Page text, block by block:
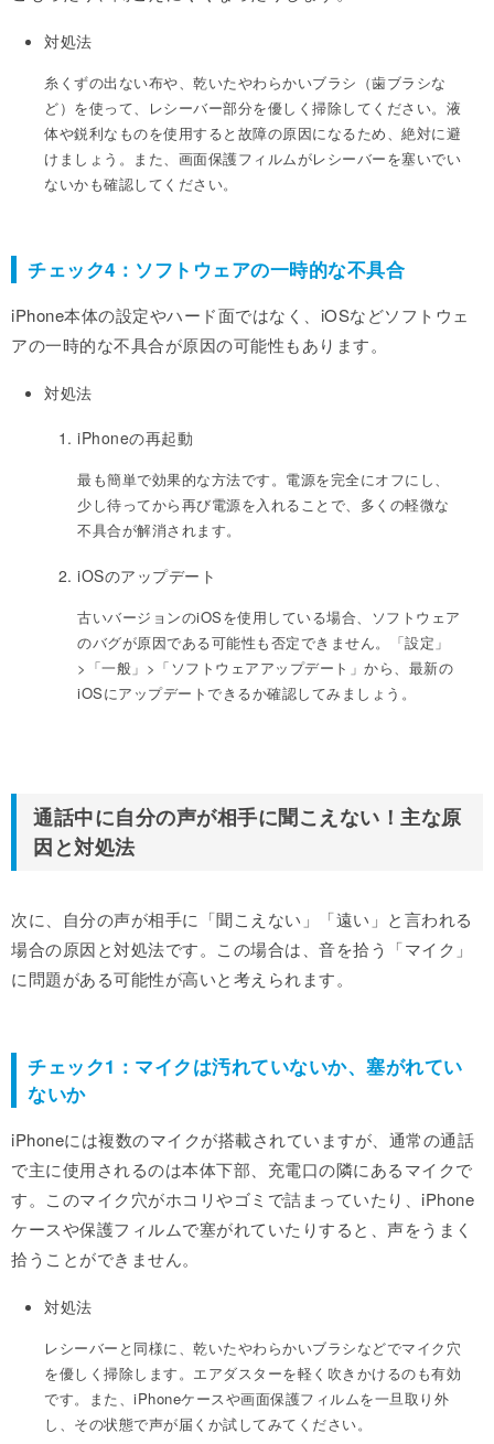
対処法
糸くずの出ない布や、乾いたやわらかいブラシ（歯ブラシな
ど）を使って、レシーバー部分を優しく掃除してください。液
体や鋭利なものを使用すると故障の原因になるため、絶対に避
けましょう。また、画面保護フィルムがレシーバーを塞いでい
ないかも確認してください。
チェック4：ソフトウェアの一時的な不具合
iPhone本体の設定やハード面ではなく、iOSなどソフトウェ
アの一時的な不具合が原因の可能性もあります。
対処法
iPhoneの再起動
最も簡単で効果的な方法です。電源を完全にオフにし、
少し待ってから再び電源を入れることで、多くの軽微な
不具合が解消されます。
iOSのアップデート
古いバージョンのiOSを使用している場合、ソフトウェア
のバグが原因である可能性も否定できません。「設定」
>「一般」>「ソフトウェアアップデート」から、最新の
iOSにアップデートできるか確認してみましょう。
通話中に自分の声が相手に聞こえない！主な原
因と対処法
次に、自分の声が相手に「聞こえない」「遠い」と言われる
場合の原因と対処法です。この場合は、音を拾う「マイク」
に問題がある可能性が高いと考えられます。
チェック1：マイクは汚れていないか、塞がれてい
ないか
iPhoneには複数のマイクが搭載されていますが、通常の通話
で主に使用されるのは本体下部、充電口の隣にあるマイクで
す。このマイク穴がホコリやゴミで詰まっていたり、iPhone
ケースや保護フィルムで塞がれていたりすると、声をうまく
拾うことができません。
対処法
レシーバーと同様に、乾いたやわらかいブラシなどでマイク穴
を優しく掃除します。エアダスターを軽く吹きかけるのも有効
です。また、iPhoneケースや画面保護フィルムを一旦取り外
し、その状態で声が届くか試してみてください。